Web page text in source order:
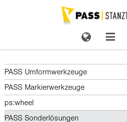
PASS Umformwerkzeuge
PASS Markierwerkzeuge
ps:wheel
PASS Sonderlösungen